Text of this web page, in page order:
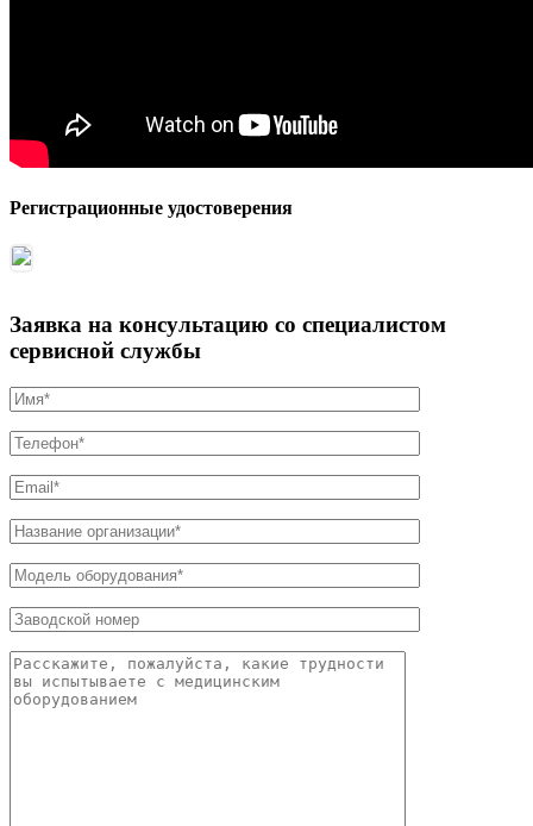
Регистрационные удостоверения
Заявка на консультацию со специалистом
сервисной службы